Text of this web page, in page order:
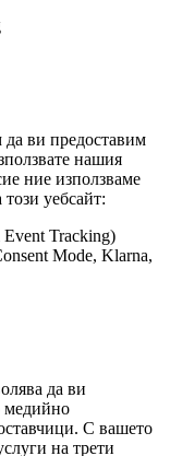
ви предоставим
нашия
ние използваме
уебсайт:
Tracking)
Mode, Klarna,
да ви
медийно
С вашето
на трети